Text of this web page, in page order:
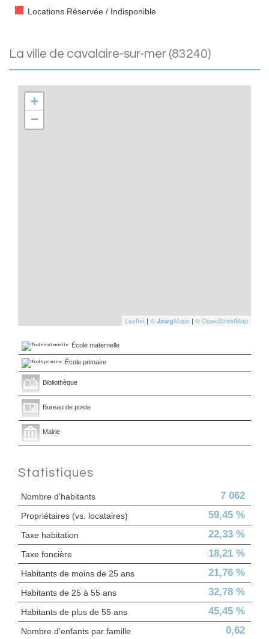
Locations Réservée / Indisponible
la ville de cavalaire-sur-mer (83240)
+
−
Leaflet | © JawgMaps | © OpenStreetMap
École maternelle
École primaire
Bibliothèque
Bureau de poste
Mairie
Statistiques
Nombre d'habitants 7 062
Propriétaires (vs. locataires) 59,45 %
Taxe habitation 22,33 %
Taxe foncière 18,21 %
Habitants de moins de 25 ans 21,76 %
Habitants de 25 à 55 ans 32,78 %
Habitants de plus de 55 ans 45,45 %
Nombre d'enfants par famille 0,62